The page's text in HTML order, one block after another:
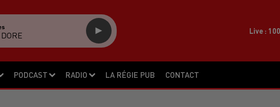
PODCAST RADIO LA RÉGIE PUB CONTACT
Live :